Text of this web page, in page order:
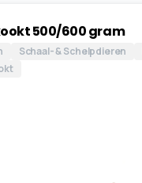
500/600 gram
Schaal- & Schelpdieren